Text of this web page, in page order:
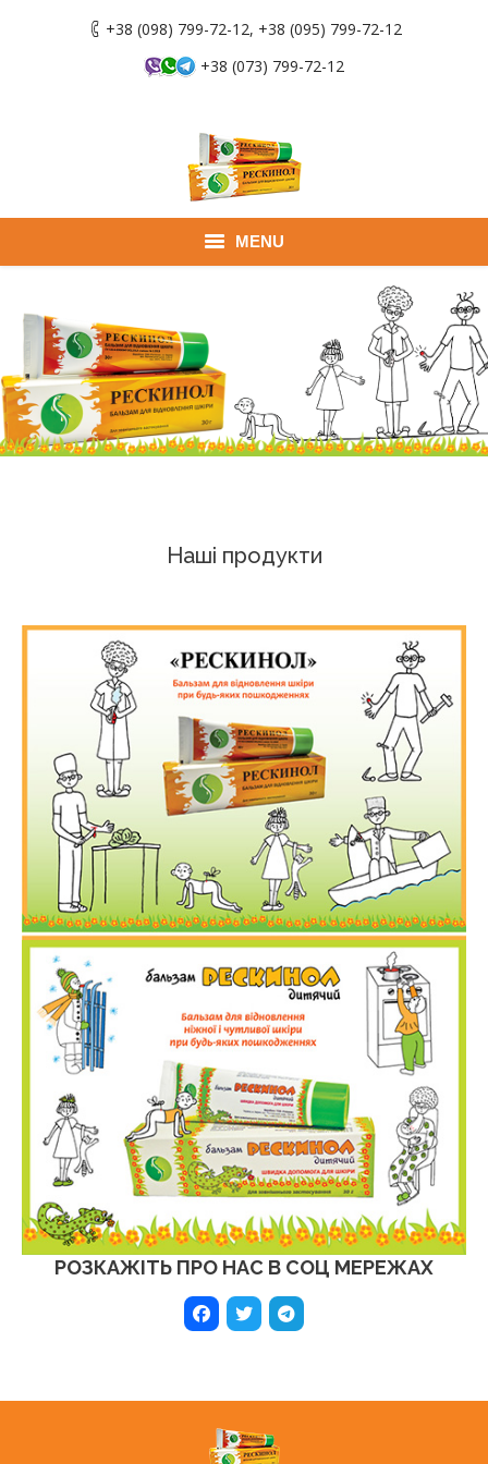
+38 (098) 799-72-12, +38 (095) 799-72-12
+38 (073) 799-72-12
MENU
Продукти
Застосування
Де придбати
Мульти
Відгуки
Контакти
Наші продукти
РОЗКАЖІТЬ ПРО НАС В СОЦ МЕРЕЖАХ